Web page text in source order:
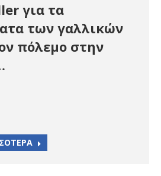
για τα
των γαλλικών
πόλεμο στην